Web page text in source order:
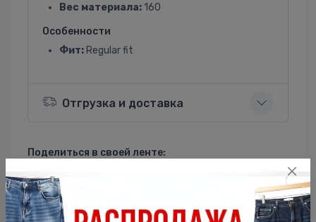
Вес материала: 160
Особенности
Фит: Regular fit
Отгрузка и доставка
Поделиться в своей ленте:
ВКонтакте